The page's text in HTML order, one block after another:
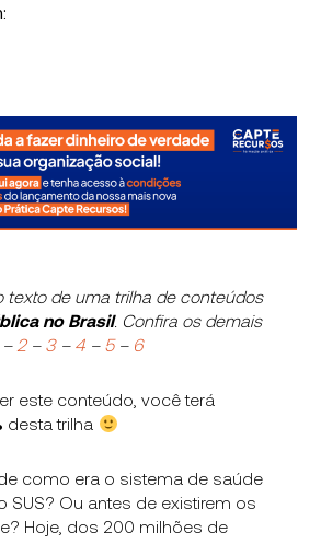
texto de uma trilha de conteúdos
no Brasil. Confira os demais
2– 3– 4 – 5 – 6
este conteúdo, você terá
desta trilha
como era o sistema de saúde
SUS? Ou antes de existirem os
Hoje, dos 200 milhões de